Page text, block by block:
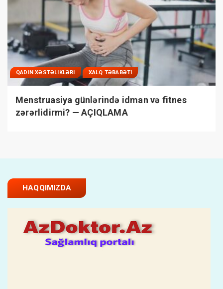
QADIN XƏSTƏLIKLƏRI XALQ TƏBABƏTI
Menstruasiya günlərində idman və fitnes
zərərlidirmi? — AÇIQLAMA
HAQQIMIZDA